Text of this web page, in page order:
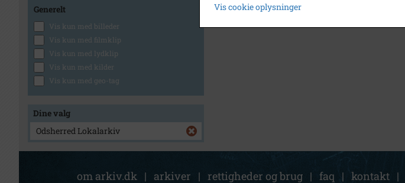
Generelt
Vis kun med billeder
Vis kun med filmklip
Vis kun med lydklip
Vis kun med kilder
Vis kun med geo-tag
Dine valg
Odsherred Lokalarkiv
om arkiv.dk | arkiver | rettigheder og brug | faq | kontakt |
Vis cookie oplysninger